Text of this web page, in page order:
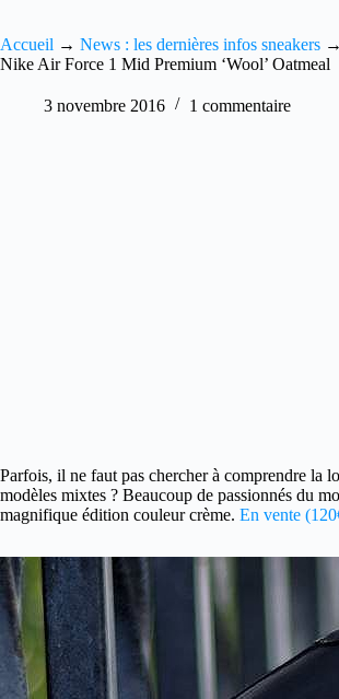
Accueil → News : les dernières infos sneakers →
Nike Air Force 1 Mid Premium ‘Wool’ Oatmeal
3 novembre 2016 1 commentaire
Parfois, il ne faut pas chercher à comprendre la
modèles mixtes ? Beaucoup de passionnés du
magnifique édition couleur crème. En vente